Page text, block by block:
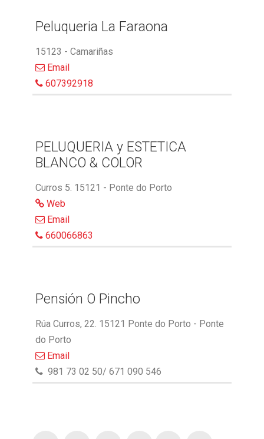
Peluqueria La Faraona
15123 - Camariñas
Email
607392918
PELUQUERIA y ESTETICA
BLANCO & COLOR
Curros 5. 15121 - Ponte do Porto
Web
Email
660066863
Pensión O Pincho
Rúa Curros, 22. 15121 Ponte do Porto - Ponte
do Porto
Email
981 73 02 50/ 671 090 546